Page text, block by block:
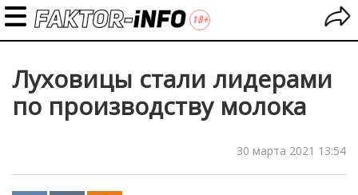
Луховицы стали лидерами
по производству молока
30 марта 2021 13:54